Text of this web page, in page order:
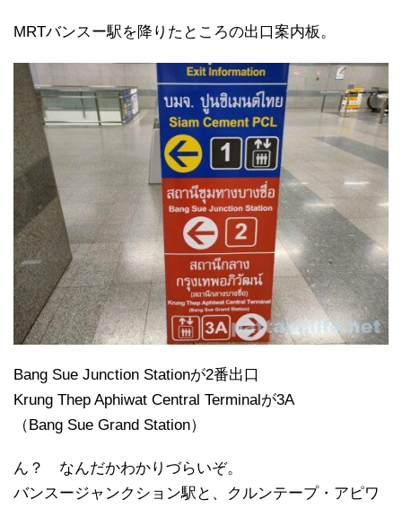
MRTバンスー駅を降りたところの出口案内板。
Bang Sue Junction Stationが2番出口
Krung Thep Aphiwat Central Terminalが3A
（Bang Sue Grand Station）
ん？ なんだかわかりづらいぞ。
バンスージャンクション駅と、クルンテープ・アピワ